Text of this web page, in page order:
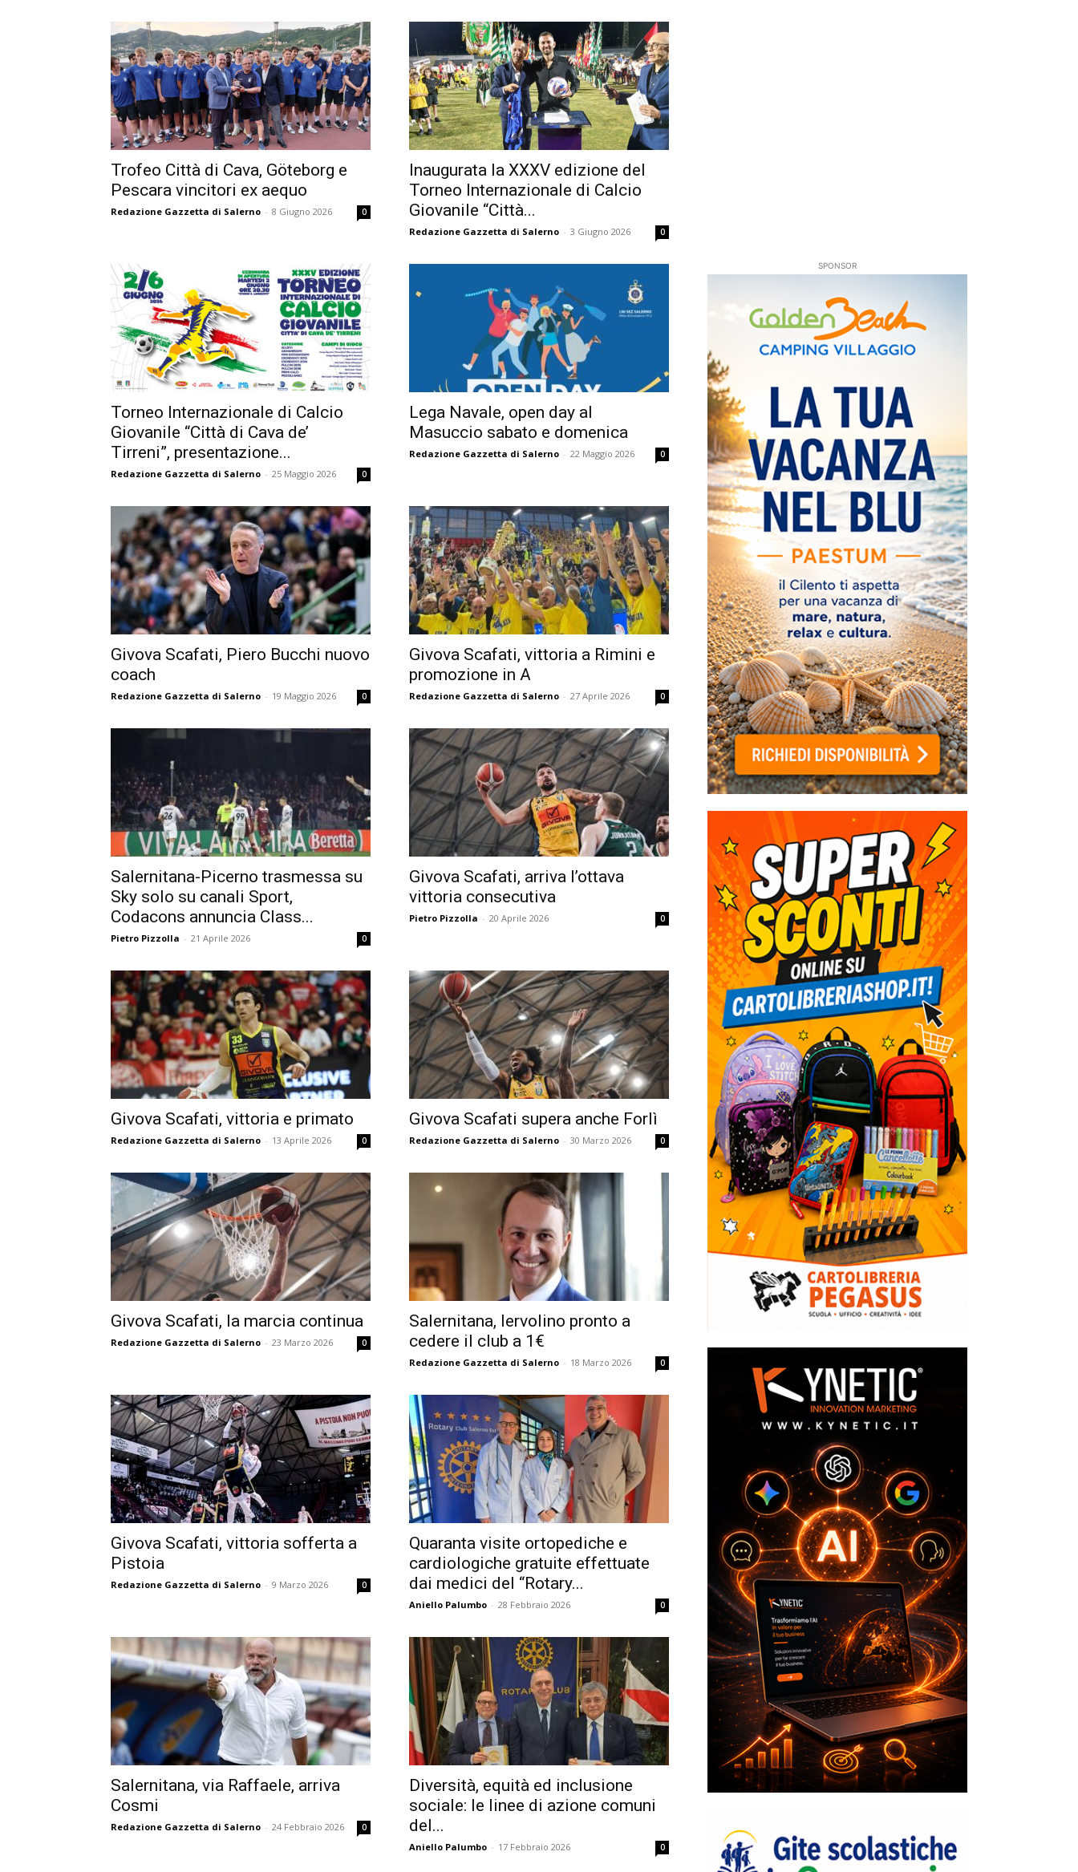
Trofeo Città di Cava, Göteborg e
Pescara vincitori ex aequo
Redazione Gazzetta di Salerno - 8 Giugno 2026 0
Inaugurata la XXXV edizione del
Torneo Internazionale di Calcio
Giovanile “Città...
Redazione Gazzetta di Salerno - 3 Giugno 2026 0
Torneo Internazionale di Calcio
Giovanile “Città di Cava de’
Tirreni”, presentazione...
Redazione Gazzetta di Salerno - 25 Maggio 2026 0
Lega Navale, open day al
Masuccio sabato e domenica
Redazione Gazzetta di Salerno - 22 Maggio 2026 0
Givova Scafati, Piero Bucchi nuovo
coach
Redazione Gazzetta di Salerno - 19 Maggio 2026 0
Givova Scafati, vittoria a Rimini e
promozione in A
Redazione Gazzetta di Salerno - 27 Aprile 2026 0
Salernitana-Picerno trasmessa su
Sky solo su canali Sport,
Codacons annuncia Class...
Pietro Pizzolla - 21 Aprile 2026 0
Givova Scafati, arriva l’ottava
vittoria consecutiva
Pietro Pizzolla - 20 Aprile 2026 0
Givova Scafati, vittoria e primato
Redazione Gazzetta di Salerno - 13 Aprile 2026 0
Givova Scafati supera anche Forlì
Redazione Gazzetta di Salerno - 30 Marzo 2026 0
Givova Scafati, la marcia continua
Redazione Gazzetta di Salerno - 23 Marzo 2026 0
Salernitana, Iervolino pronto a
cedere il club a 1€
Redazione Gazzetta di Salerno - 18 Marzo 2026 0
Givova Scafati, vittoria sofferta a
Pistoia
Redazione Gazzetta di Salerno - 9 Marzo 2026 0
Quaranta visite ortopediche e
cardiologiche gratuite effettuate
dai medici del “Rotary...
Aniello Palumbo - 28 Febbraio 2026 0
Salernitana, via Raffaele, arriva
Cosmi
Redazione Gazzetta di Salerno - 24 Febbraio 2026 0
Diversità, equità ed inclusione
sociale: le linee di azione comuni
del...
Aniello Palumbo - 17 Febbraio 2026 0
SPONSOR